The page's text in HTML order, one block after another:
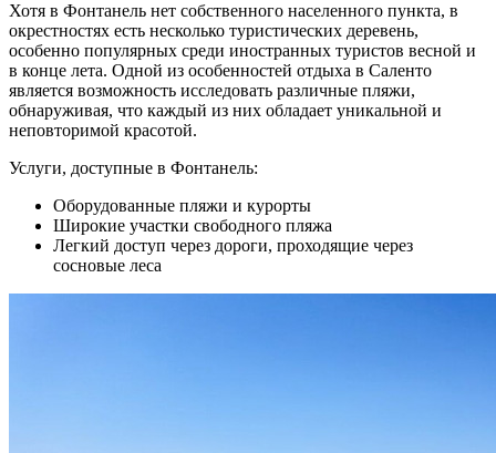
Хотя в Фонтанель нет собственного населенного пункта, в
окрестностях есть несколько туристических деревень,
особенно популярных среди иностранных туристов весной и
в конце лета. Одной из особенностей отдыха в Саленто
является возможность исследовать различные пляжи,
обнаруживая, что каждый из них обладает уникальной и
неповторимой красотой.
Услуги, доступные в Фонтанель:
Оборудованные пляжи и курорты
Широкие участки свободного пляжа
Легкий доступ через дороги, проходящие через
сосновые леса